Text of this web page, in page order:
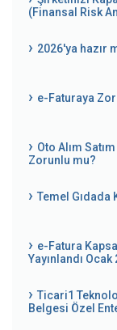
(Finansal Risk
2026'ya hazır
e-Faturaya
Oto Alım
Zorunlu mu?
Temel Gıdada
e-Fatura
Yayınlandı Ocak
Ticari1
Belgesi Özel